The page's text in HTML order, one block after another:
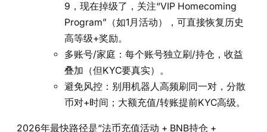
9，现在掉级了，关注“VIP Homecoming
Program”（如1月活动），可直接恢复历史
高等级+奖励。
多账号/家庭：每个账号独立刷/持仓，收益
叠加（但KYC要真实）。
避免风控：别用机器人高频刷同一对，分散
币对+时间；大额充值/转账提前KYC高级。
2026年最快路径是“法币充值活动 + BNB持仓 +